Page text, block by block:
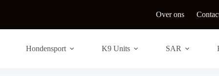
Over ons
Hondensport K9 Units SAR